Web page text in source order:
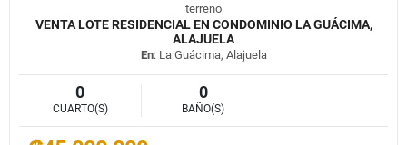
terreno
VENTA LOTE RESIDENCIAL EN CONDOMINIO LA GUÁCIMA,
ALAJUELA
En: La Guácima, Alajuela
0
CUARTO(S)
0
BAÑO(S)